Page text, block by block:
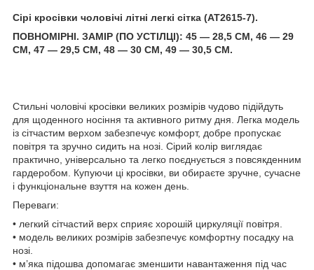
Сірі кросівки чоловічі літні легкі сітка (AT2615-7).
ПОВНОМІРНІ. ЗАМІР (ПО УСТІЛЦІ): 45 — 28,5 СМ, 46 — 29
СМ, 47 — 29,5 СМ, 48 — 30 СМ, 49 — 30,5 СМ.
Стильні чоловічі кросівки великих розмірів чудово підійдуть
для щоденного носіння та активного ритму дня. Легка модель
із сітчастим верхом забезпечує комфорт, добре пропускає
повітря та зручно сидить на нозі. Сірий колір виглядає
практично, універсально та легко поєднується з повсякденним
гардеробом. Купуючи ці кросівки, ви обираєте зручне, сучасне
і функціональне взуття на кожен день.
Переваги:
• легкий сітчастий верх сприяє хорошій циркуляції повітря.
• модель великих розмірів забезпечує комфортну посадку на
нозі.
• м’яка підошва допомагає зменшити навантаження під час